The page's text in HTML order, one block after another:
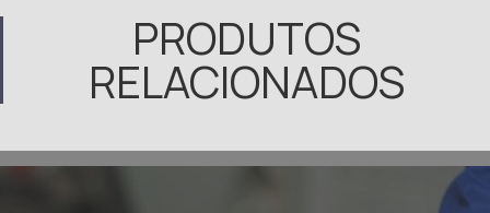
PRODUTOS
RELACIONADOS